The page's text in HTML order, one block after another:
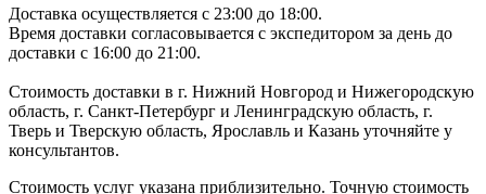
Доставка осуществляется с 23:00 до 18:00.
Время доставки согласовывается с экспедитором за день до
доставки с 16:00 до 21:00.
Стоимость доставки в г. Нижний Новгород и Нижегородскую
область, г. Санкт-Петербург и Ленинградскую область, г.
Тверь и Тверскую область, Ярославль и Казань уточняйте у
консультантов.
Стоимость услуг указана приблизительно. Точную стоимость